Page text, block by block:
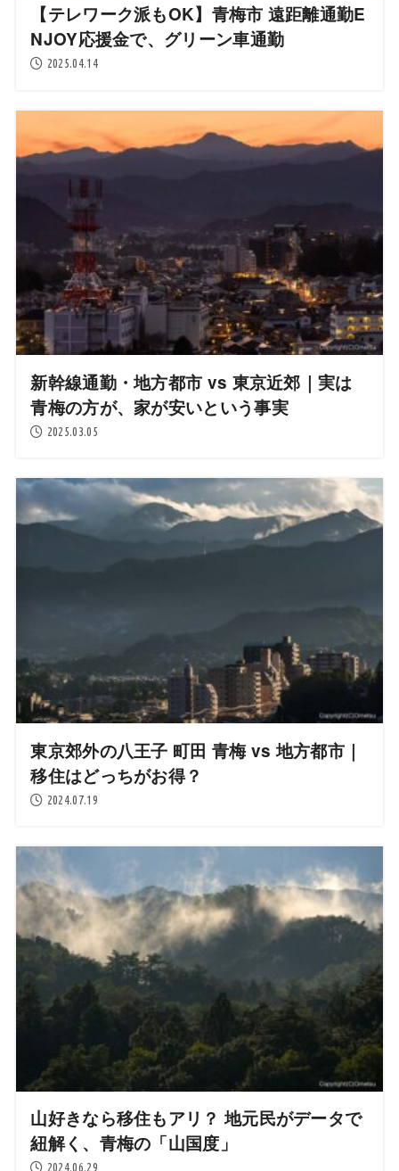
【テレワーク派もOK】青梅市 遠距離通勤E
NJOY応援金で、グリーン車通勤
2025.04.14
新幹線通勤・地方都市 vs 東京近郊｜実は
青梅の方が、家が安いという事実
2025.03.05
東京郊外の八王子 町田 青梅 vs 地方都市｜
移住はどっちがお得？
2024.07.19
山好きなら移住もアリ？ 地元民がデータで
紐解く、青梅の「山国度」
2024.06.29